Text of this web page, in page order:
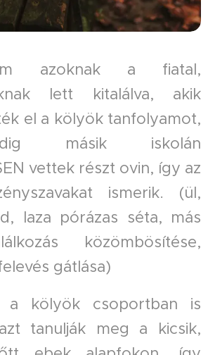
azoknak a fiatal,
lett kitalálva, akik
el a kölyök tanfolyamot,
másik iskolán
vettek részt ovin, így az
ismerik. (ül,
laza pórázas séta, más
közömbösítése,
gátlása)
a kölyök csoportban is
tanulják meg a kicsik,